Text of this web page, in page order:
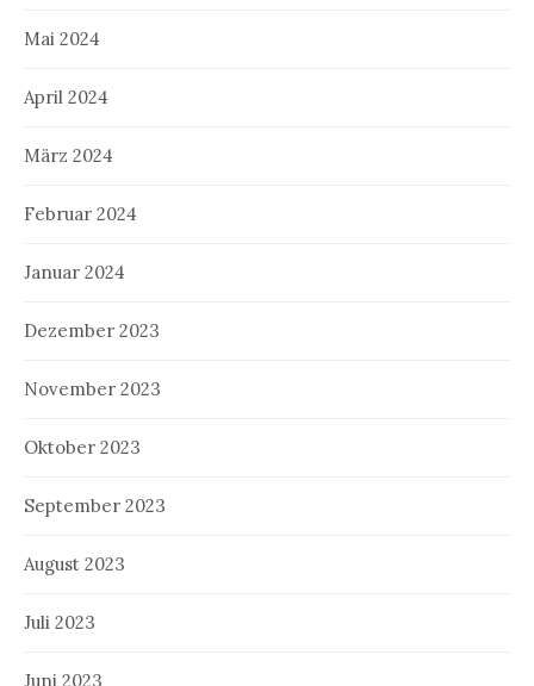
Mai 2024
April 2024
März 2024
Februar 2024
Januar 2024
Dezember 2023
November 2023
Oktober 2023
September 2023
August 2023
Juli 2023
Juni 2023